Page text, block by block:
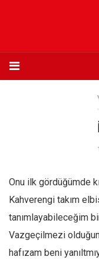
Eksik sayıların
Sosyal Medya
Twitter
Onu ilk gördüğümde
Kahverengi takım
tanımlayabileceğim
Vazgeçilmezi
hafızam beni